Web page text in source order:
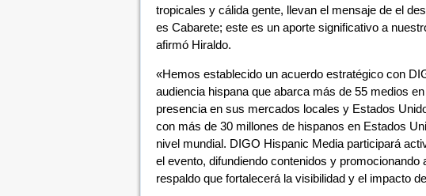
tropicales y cálida gente, llevan el mensaje de el
es Cabarete; este es un aporte significativo a
afirmó Hiraldo.
«Hemos establecido un acuerdo estratégico con
audiencia hispana que abarca más de 55 medios
presencia en sus mercados locales y Estados
con más de 30 millones de hispanos en Estados
nivel mundial. DIGO Hispanic Media participará
el evento, difundiendo contenidos y
respaldo que fortalecerá la visibilidad y el impacto